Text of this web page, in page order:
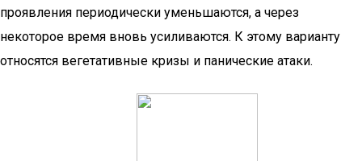
проявления периодически уменьшаются, а через
некоторое время вновь усиливаются. К этому варианту
относятся вегетативные кризы и панические атаки.